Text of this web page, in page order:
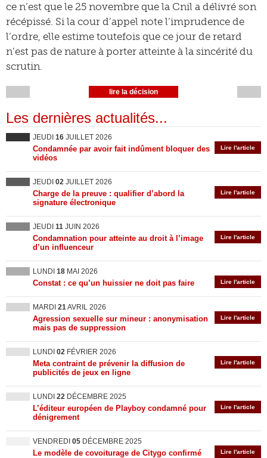
ce n’est que le 25 novembre que la Cnil a délivré son
récépissé. Si la cour d’appel note l’imprudence de
l’ordre, elle estime toutefois que ce jour de retard
n’est pas de nature à porter atteinte à la sincérité du
scrutin.
lire la décision
Les dernières actualités...
JEUDI 16 JUILLET 2026
Lire l'article
Condamnée par avoir fait indûment bloquer des
vidéos
JEUDI 02 JUILLET 2026
Lire l'article
Charge de la preuve : qualifier d’abord la
signature électronique
JEUDI 11 JUIN 2026
Lire l'article
Condamnation pour atteinte au droit à l’image
d’un influenceur
LUNDI 18 MAI 2026
Lire l'article
Constat : ce qu’un huissier ne doit pas faire
MARDI 21AVRIL 2026
Lire l'article
Agression sexuelle sur mineur : anonymisation
mais pas de suppression
LUNDI 02 FÉVRIER 2026
Lire l'article
Meta contraint de prévenir la diffusion de
publicités de jeux en ligne
LUNDI 22 DÉCEMBRE 2025
Lire l'article
L’éditeur européen de Playboy condamné pour
dénigrement
VENDREDI 05 DÉCEMBRE 2025
Lire l'article
Le modèle de covoiturage de Citygo confirmé